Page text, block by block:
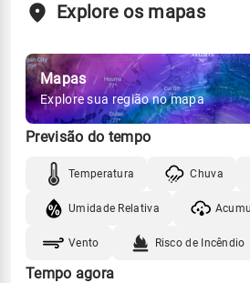
Explore os mapas
Mapas
Explore sua região no mapa
Previsão do tempo
Temperatura Chuva
Umidade Relativa
Vento Risco de Incêndio
Tempo agora